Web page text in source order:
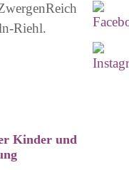
Riehl.
Kinder und